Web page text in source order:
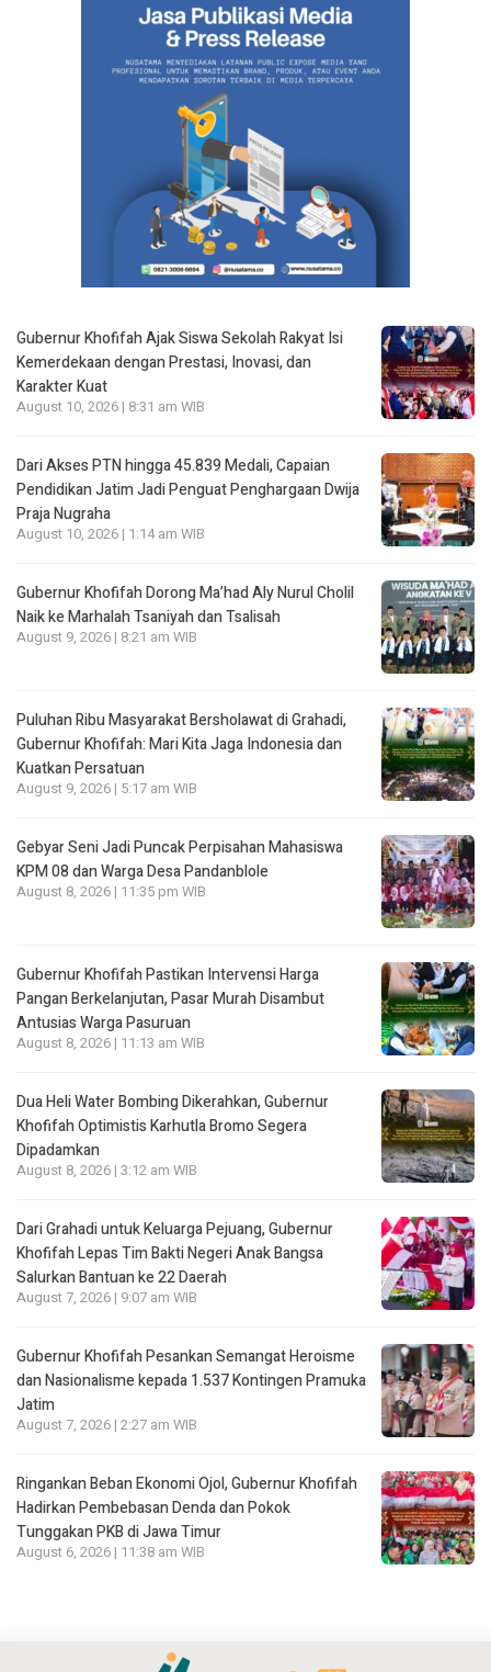
Gubernur Khofifah Ajak Siswa Sekolah Rakyat Isi
Kemerdekaan dengan Prestasi, Inovasi, dan
Karakter Kuat
August 10, 2026 | 8:31 am WIB
Dari Akses PTN hingga 45.839 Medali, Capaian
Pendidikan Jatim Jadi Penguat Penghargaan Dwija
Praja Nugraha
August 10, 2026 | 1:14 am WIB
Gubernur Khofifah Dorong Ma’had Aly Nurul Cholil
Naik ke Marhalah Tsaniyah dan Tsalisah
August 9, 2026 | 8:21 am WIB
Puluhan Ribu Masyarakat Bersholawat di Grahadi,
Gubernur Khofifah: Mari Kita Jaga Indonesia dan
Kuatkan Persatuan
August 9, 2026 | 5:17 am WIB
Gebyar Seni Jadi Puncak Perpisahan Mahasiswa
KPM 08 dan Warga Desa Pandanblole
August 8, 2026 | 11:35 pm WIB
Gubernur Khofifah Pastikan Intervensi Harga
Pangan Berkelanjutan, Pasar Murah Disambut
Antusias Warga Pasuruan
August 8, 2026 | 11:13 am WIB
Dua Heli Water Bombing Dikerahkan, Gubernur
Khofifah Optimistis Karhutla Bromo Segera
Dipadamkan
August 8, 2026 | 3:12 am WIB
Dari Grahadi untuk Keluarga Pejuang, Gubernur
Khofifah Lepas Tim Bakti Negeri Anak Bangsa
Salurkan Bantuan ke 22 Daerah
August 7, 2026 | 9:07 am WIB
Gubernur Khofifah Pesankan Semangat Heroisme
dan Nasionalisme kepada 1.537 Kontingen Pramuka
Jatim
August 7, 2026 | 2:27 am WIB
Ringankan Beban Ekonomi Ojol, Gubernur Khofifah
Hadirkan Pembebasan Denda dan Pokok
Tunggakan PKB di Jawa Timur
August 6, 2026 | 11:38 am WIB